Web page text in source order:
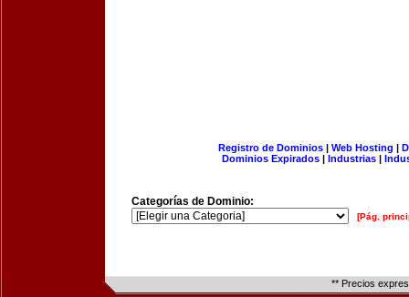
Registro de Dominios| Web Hosting |
Dominios Expirados | Industrias |
Categorías de Dominio:
[Pág.
** Precios